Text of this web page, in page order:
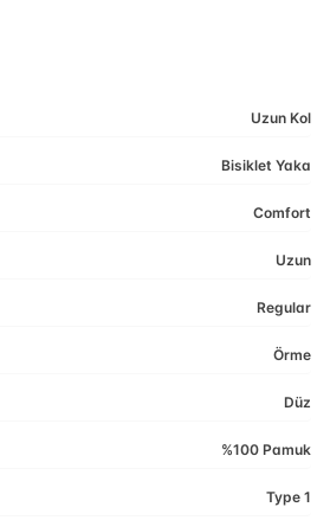
Uzun Kol
Bisiklet Yaka
Comfort
Uzun
Regular
Örme
Düz
%100 Pamuk
Type 1